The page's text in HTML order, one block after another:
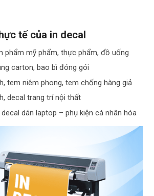
tế của in decal
phẩm mỹ phẩm, thực phẩm, đồ uống
carton, bao bì đóng gói
tem niêm phong, tem chống hàng giả
decal trang trí nội thất
decal dán laptop – phụ kiện cá nhân hóa